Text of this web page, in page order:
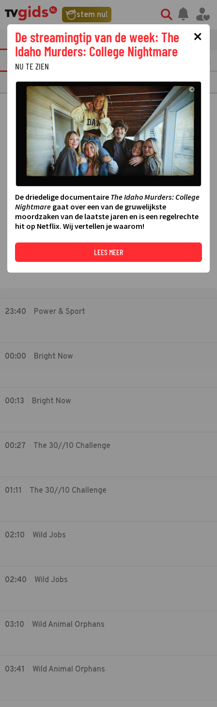
stem nu!
tvgids streaming nieuws
OVERMORGEN
INPLUS
23:40 Power & Sport
00:00 Bright Now
00:13 Bright Now
00:27 The 30//10 Challenge
01:11 The 30//10 Challenge
02:10 Wild Jobs
02:40 Wild Jobs
03:10 Wild Animal Orphans
03:41 Wild Animal Orphans
×
De streamingtip van de week: The
Idaho Murders: College Nightmare
NU TE ZIEN
©
De driedelige documentaire The Idaho Murders: College
Nightmare gaat over een van de gruwelijkste
moordzaken van de laatste jaren en is een regelrechte
hit op Netflix. Wij vertellen je waarom!
LEES MEER